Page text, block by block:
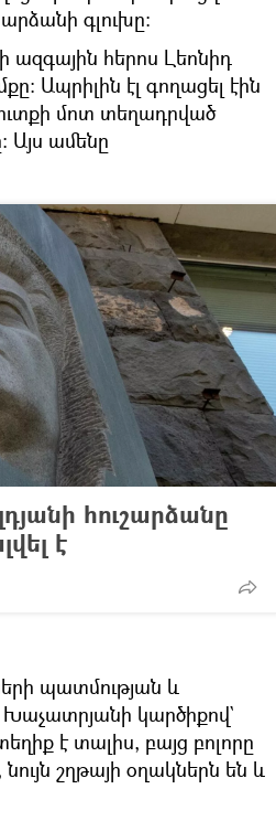
գլուխը։
ազգային հերոս Լեոնիդ
Ապրիլին էլ գողացել էին
մոտ տեղադրված
Այս ամենը
հուշարձանը
է
պատմության և
կարծիքով`
է տալիս, բայց բոլորը
շղթայի օղակներն են և